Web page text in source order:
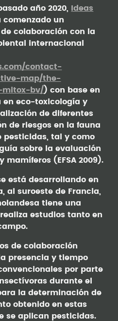
año 2020,
Ideas
comenzado un
colaboración con la
internacional
contact-
map/the-
mitox-bv/ ) con base en
en eco-toxicología y
de diferentes
de riesgos en la fauna
pesticidas, tal y como
sobre la evaluación
mamíferos (EFSA 2009).
está desarrollando en
al suroeste de Francia,
tiene una
estudios tanto en
de colaboración
presencia y tiempo
por parte
durante el
la determinación de
obtenido en estas
se aplican pesticidas.